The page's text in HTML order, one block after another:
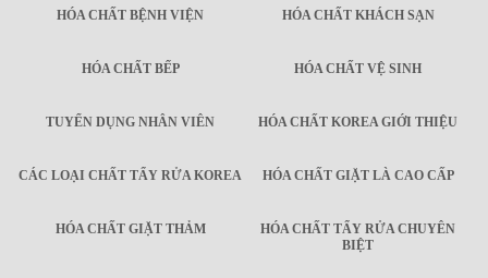
HÓA CHẤT BỆNH VIỆN HÓA CHẤT KHÁCH SẠN
HÓA CHẤT BẾP HÓA CHẤT VỆ SINH
TUYỂN DỤNG NHÂN VIÊN HÓA CHẤT KOREA GIỚI THIỆU
CÁC LOẠI CHẤT TẨY RỬA KOREA HÓA CHẤT GIẶT LÀ CAO CẤP
HÓA CHẤT GIẶT THẢM
HÓA CHẤT TẨY RỬA CHUYÊN
BIỆT